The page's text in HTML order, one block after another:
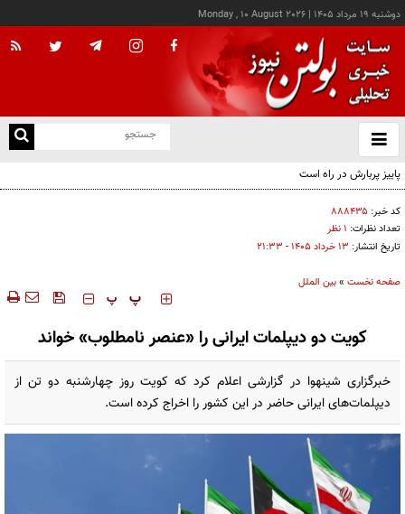
دوشنبه ۱۹ مرداد ۱۴۰۵ |
Monday , 10 August 2026
باز
و
کد خبر: ۸۸۸۴۳۵
تعداد نظرات: ۱ نظر
تاریخ انتشار: ۱۳ خرداد ۱۴۰۵ - ۲۱:۳۳
صفحه نخست »بین الملل
‍‍‍ پ پ
کویت دو دیپلمات ایرانی را «عنصر نامطلوب» خواند
خبرگزاری شینهوا در گزارشی اعلام کرد که کویت روز چهارشنبه دو تن از
دیپلمات‌های ایرانی حاضر در این کشور را اخراج کرده است.